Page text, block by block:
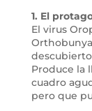
1. El
El virus
descubierto
Produce la
cuadro
pero que